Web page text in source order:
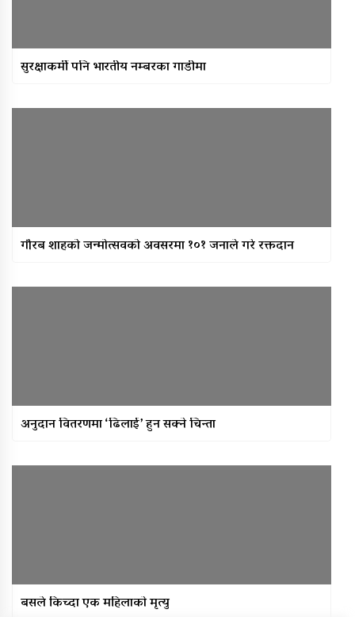
सुरक्षाकर्मी पनि भारतीय नम्बरका गाडीमा
गौरब शाहको जन्मोत्सवको अवसरमा १०१ जनाले गरे रक्तदान
अनुदान वितरणमा ‘ढिलाई’ हुन सक्ने चिन्ता
बसले किच्दा एक महिलाकाे मृत्यु